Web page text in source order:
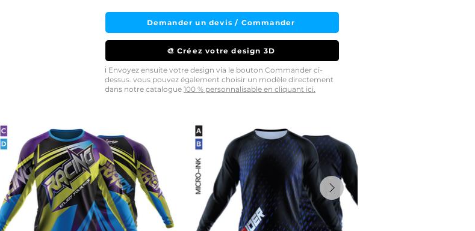
Demander un devis / Commander
🎨 Créez votre design 3D
ℹ️ Envoyez ensuite votre design via le bouton Commander ci-
dessus. vous pouvez également choisir un modèle directement
dans notre catalogue 100 % personnalisable en cliquant ici.